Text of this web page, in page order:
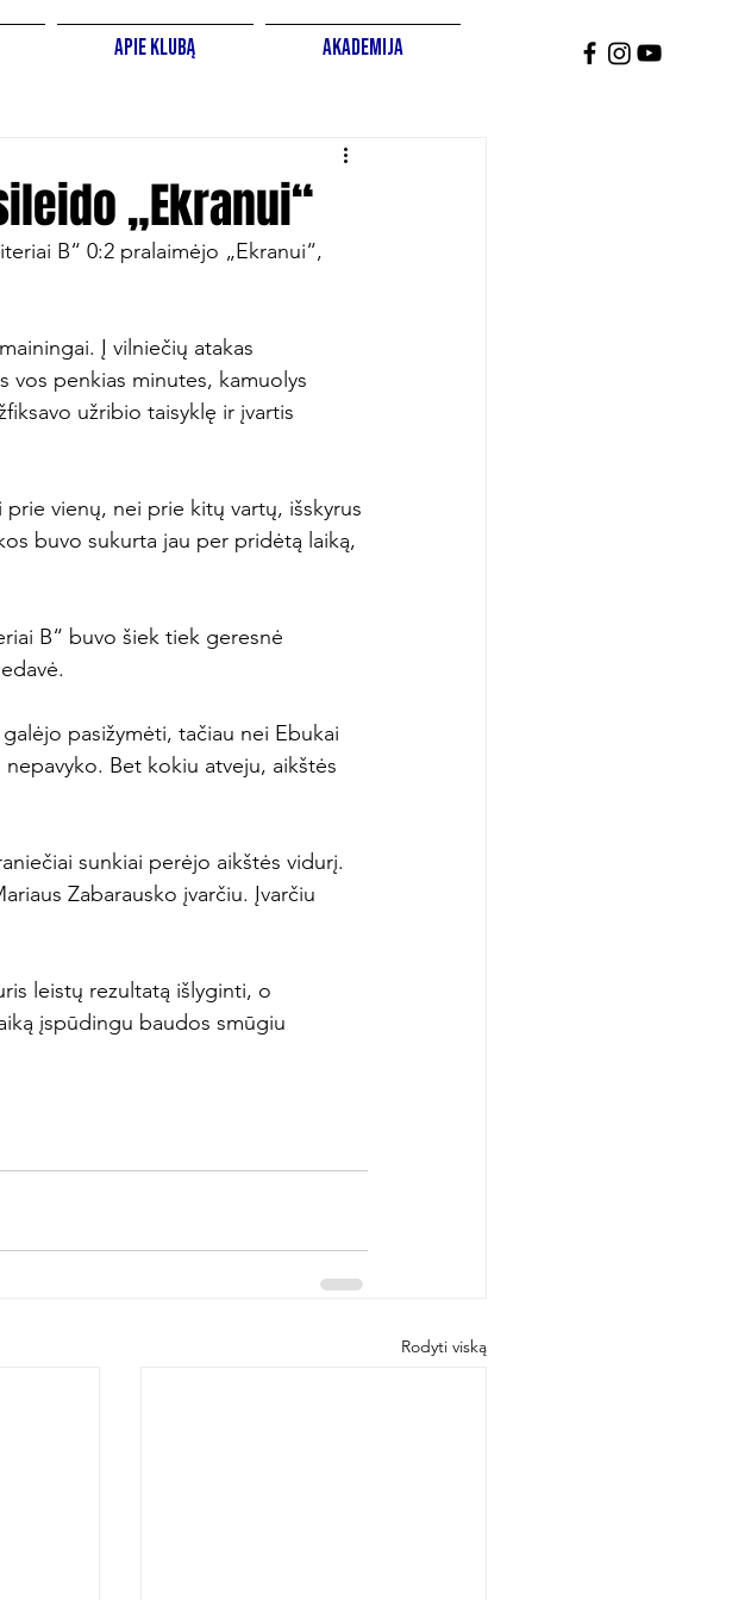
Apie Klubą Akademija
„Ekranui“
B“ 0:2 pralaimėjo „Ekranui“,
Į vilniečių atakas
vos penkias minutes, kamuolys
užribio taisyklę ir įvartis
vienų, nei prie kitų vartų, išskyrus
buvo sukurta jau per pridėtą laiką,
B“ buvo šiek tiek geresnė
pasižymėti, tačiau nei Ebukai
Bet kokiu atveju, aikštės
sunkiai perėjo aikštės vidurį.
Zabarausko įvarčiu. Įvarčiu
leistų rezultatą išlyginti, o
įspūdingu baudos smūgiu
Rodyti viską